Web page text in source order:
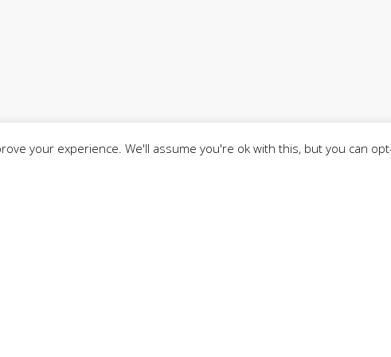
your experience. We'll assume you're ok with this, but you can